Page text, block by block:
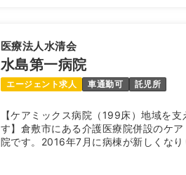
第二新卒可
給与 26.1〜33.2万円/月 賞与80.6〜
※一例
医療法人水清会
水島第一病院
エージェント求人 車通勤可 託児所
【ケアミックス病院（199床）地域を支
す】倉敷市にある介護医療院併設のケ
院です。2016年7月に病棟が新しくなり